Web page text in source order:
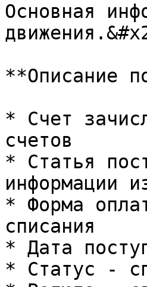
Основная
**Описание
* Счет
счетов
* Статья
информации
* Форма
списания
* Дата
* Статус -